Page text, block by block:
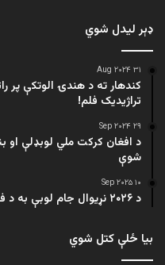
ډېر لیدل شوي
۳۱ Aug ۲۰۲۴
کندهار ته د هندۍ الوتکې پر
تراژيديک فلم!
۲۹ Sep ۲۰۲۴
د افغان کرکت ملي لوبډلې او
شوې
۱۰ Sep ۲۰۲۵
د ۲۰۲۶ نړیوال جام لوبې به د فبرورۍ په ۷مه پیل شي
بیا ځلې کتل شوي